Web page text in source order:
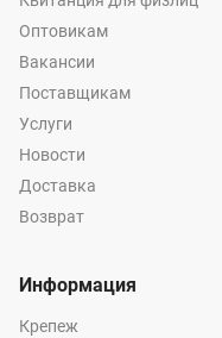
Оптовикам
Вакансии
Поставщикам
Услуги
Новости
Доставка
Возврат
Информация
Крепеж